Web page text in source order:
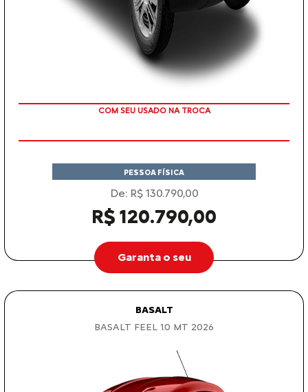
TAXA ZERO
PESSOA FÍSICA
De: R$ 130.790,00
R$ 120.790,00
Garanta o seu
BASALT
BASALT FEEL 1.0 MT 2026